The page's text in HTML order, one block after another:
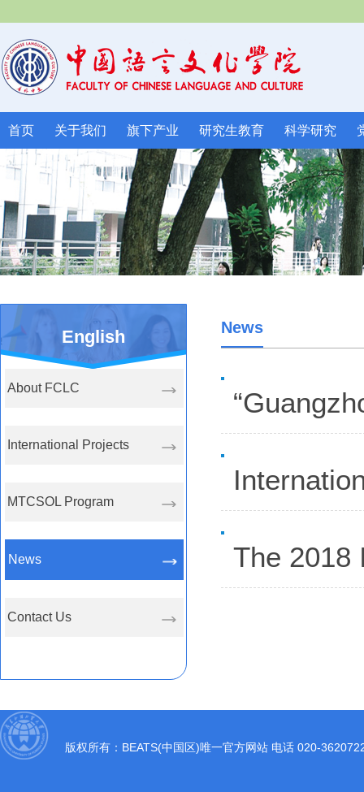
首页 关于我们 旗下产业 研究生教育 科学研究
English
About FCLC
International Projects
MTCSOL Program
News
Contact Us
News
The 2018
版权所有：BEATS(中国区)唯一官方网站 电话 020-